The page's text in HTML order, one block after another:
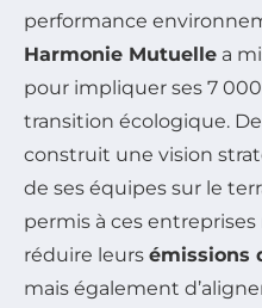
performance
Harmonie Mutuelle a
pour impliquer ses 7
transition écologique.
construit une vision
de ses équipes sur le
permis à ces
réduire leurs émissions
mais également